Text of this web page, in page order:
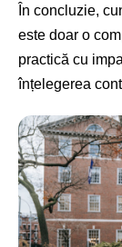
În concluzie,
este doar o
practică cu
înțelegerea